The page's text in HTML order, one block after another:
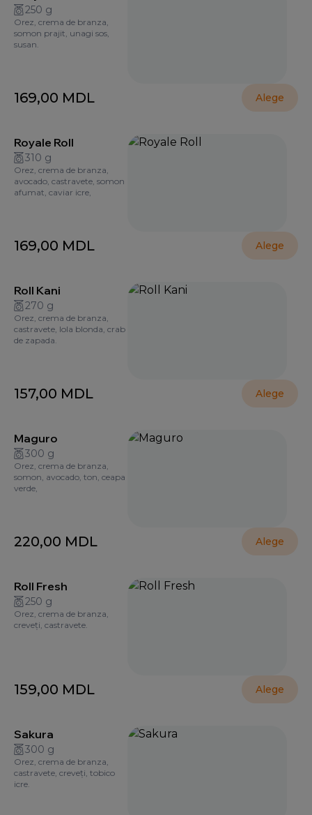
250 g
Orez, crema de branza,
somon prajit, unagi sos,
susan.
169,00 MDL Alege
Royale Roll
310 g
Orez, crema de branza,
avocado, castravete, somon
afumat, caviar icre,
169,00 MDL Alege
Roll Kani
270 g
Orez, crema de branza,
castravete, lola blonda, crab
de zapada.
157,00 MDL Alege
Maguro
300 g
Orez, crema de branza,
somon, avocado, ton, ceapa
verde,
220,00 MDL Alege
Roll Fresh
250 g
Orez, crema de branza,
creveți, castravete.
159,00 MDL Alege
Sakura
300 g
Orez, crema de branza,
castravete, creveți, tobico
icre.